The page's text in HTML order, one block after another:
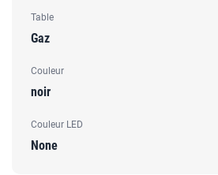
Table
Gaz
Couleur
noir
Couleur LED
None